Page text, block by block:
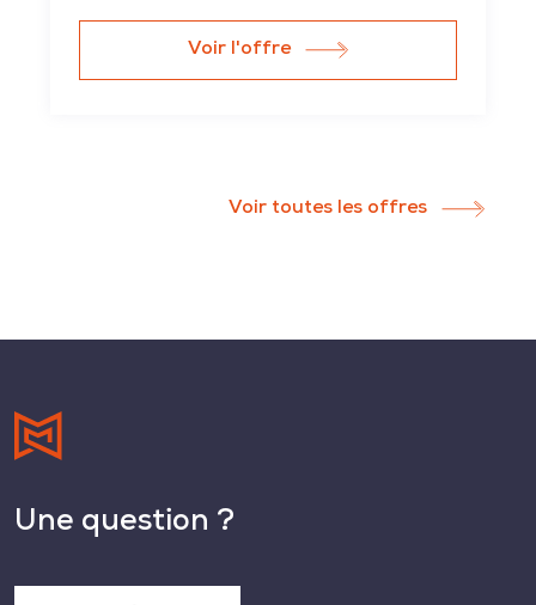
Voir l'offre
Voir toutes les offres
Une question ?